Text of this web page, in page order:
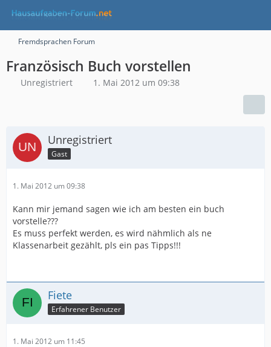
Fremdsprachen Forum
Französisch Buch vorstellen
Unregistriert 1. Mai 2012 um 09:38
Unregistriert
Gast
1. Mai 2012 um 09:38
Kann mir jemand sagen wie ich am besten ein buch
vorstelle???
Es muss perfekt werden, es wird nähmlich als ne
Klassenarbeit gezählt, pls ein pas Tipps!!!
Fiete
Erfahrener Benutzer
1. Mai 2012 um 11:45